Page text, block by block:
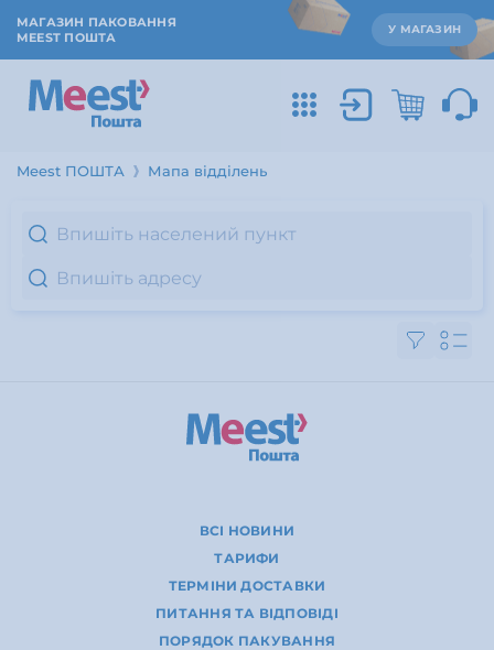
МАГАЗИН ПАКОВАННЯ
MEEST ПОШТА
У МАГАЗИН
Meest ПОШТА Мапа відділень
ВСІ НОВИНИ
ТАРИФИ
ТЕРМІНИ ДОСТАВКИ
ПИТАННЯ ТА ВІДПОВІДІ
ПОРЯДОК ПАКУВАННЯ